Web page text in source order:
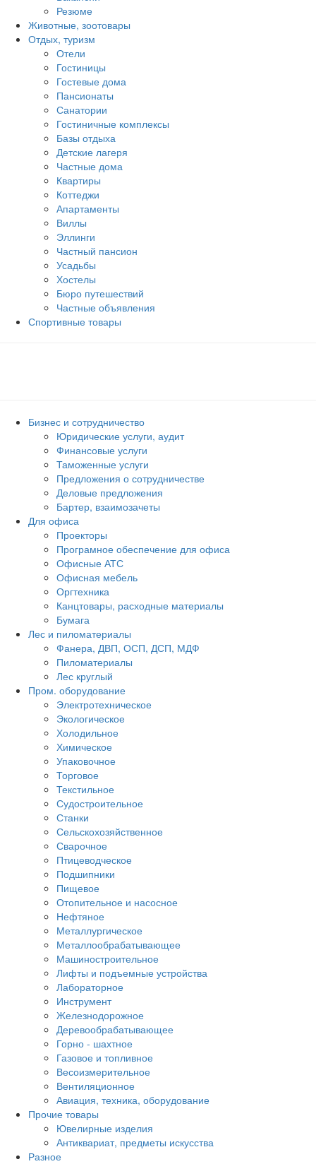
Резюме
Животные, зоотовары
Отдых, туризм
Отели
Гостиницы
Гостевые дома
Пансионаты
Санатории
Гостиничные комплексы
Базы отдыха
Детские лагеря
Частные дома
Квартиры
Коттеджи
Апартаменты
Виллы
Эллинги
Частный пансион
Усадьбы
Хостелы
Бюро путешествий
Частные объявления
Спортивные товары
Бизнес и сотрудничество
Юридические услуги, аудит
Финансовые услуги
Таможенные услуги
Предложения о сотрудничестве
Деловые предложения
Бартер, взаимозачеты
Для офиса
Проекторы
Програмное обеспечение для офиса
Офисные АТС
Офисная мебель
Оргтехника
Канцтовары, расходные материалы
Бумага
Лес и пиломатериалы
Фанера, ДВП, ОСП, ДСП, МДФ
Пиломатериалы
Лес круглый
Пром. оборудование
Электротехническое
Экологическое
Холодильное
Химическое
Упаковочное
Торговое
Текстильное
Судостроительное
Станки
Сельскохозяйственное
Сварочное
Птицеводческое
Подшипники
Пищевое
Отопительное и насосное
Нефтяное
Металлургическое
Металлообрабатывающее
Машиностроительное
Лифты и подъемные устройства
Лабораторное
Инструмент
Железнодорожное
Деревообрабатывающее
Горно - шахтное
Газовое и топливное
Весоизмерительное
Вентиляционное
Авиация, техника, оборудование
Прочие товары
Ювелирные изделия
Антиквариат, предметы искусства
Разное